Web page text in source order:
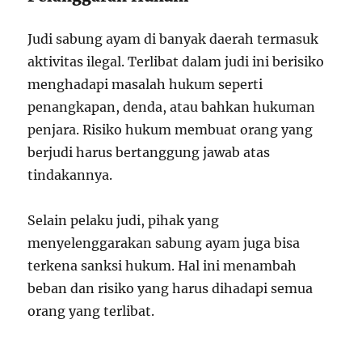
Judi sabung ayam di banyak daerah termasuk
aktivitas ilegal. Terlibat dalam judi ini berisiko
menghadapi masalah hukum seperti
penangkapan, denda, atau bahkan hukuman
penjara. Risiko hukum membuat orang yang
berjudi harus bertanggung jawab atas
tindakannya.
Selain pelaku judi, pihak yang
menyelenggarakan sabung ayam juga bisa
terkena sanksi hukum. Hal ini menambah
beban dan risiko yang harus dihadapi semua
orang yang terlibat.